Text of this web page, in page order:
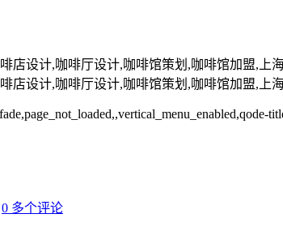
店设计,咖啡厅设计,咖啡馆策划,咖啡馆加盟,
店设计,咖啡厅设计,咖啡馆策划,咖啡馆加盟,
0 多个评论